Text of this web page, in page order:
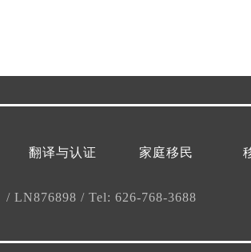
家庭移民
翻译与认证
/ LN876898 / Tel: 626-768-3688